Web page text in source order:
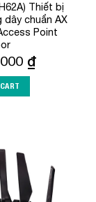
Thiết bị
chuẩn AX
Point
₫
Wishlist